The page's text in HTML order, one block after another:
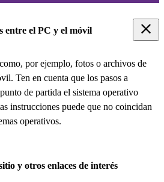
entre el PC y el móvil
por ejemplo, fotos o archivos de
Ten en cuenta que los pasos a
de partida el sistema operativo
instrucciones puede que no coincidan
operativos.
y otros enlaces de interés